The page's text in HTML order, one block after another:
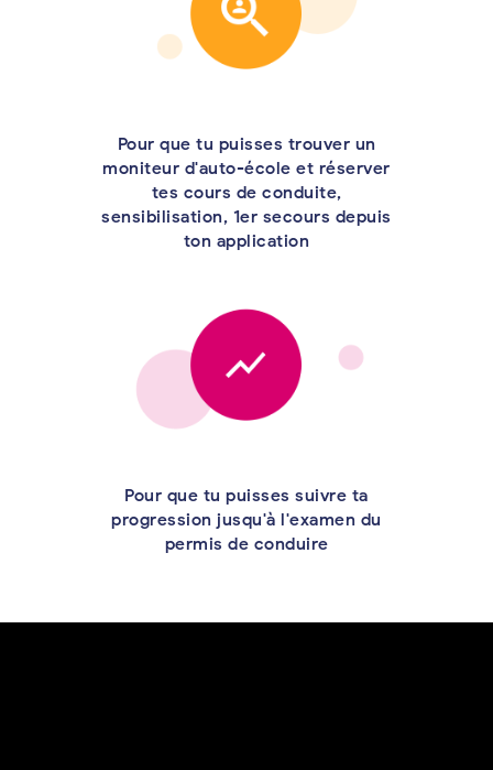
Pour que tu puisses trouver un
moniteur d'auto-école et réserver
tes cours de conduite,
sensibilisation, 1er secours depuis
ton application
Pour que tu puisses suivre ta
progression jusqu'à l'examen du
permis de conduire